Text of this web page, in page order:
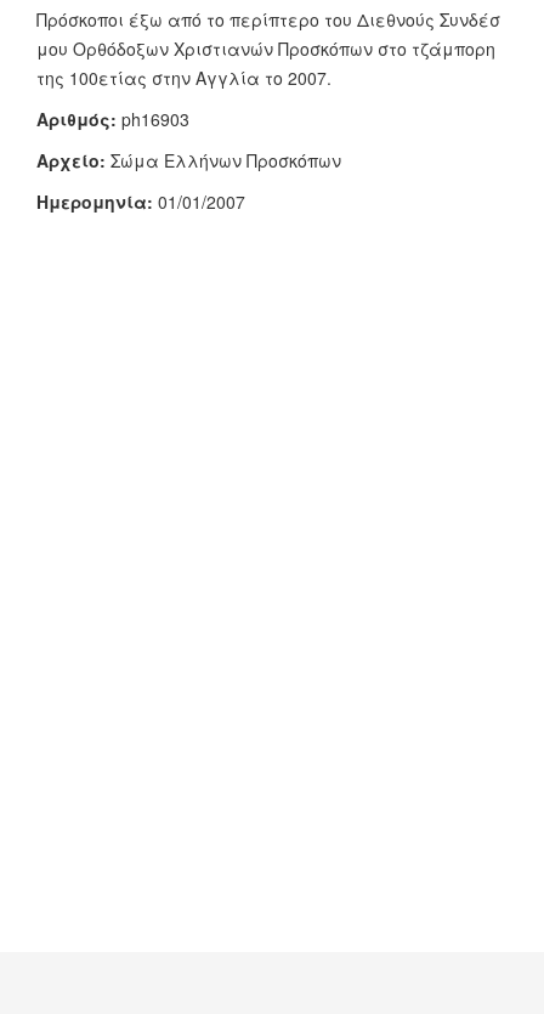
Πρόσκοποι έξω από το περίπτερο του Διεθνούς Συνδέσ
μου Ορθόδοξων Χριστιανών Προσκόπων στο τζάμπορη
της 100ετίας στην Αγγλία το 2007.
Αριθμός: ph16903
Αρχείο: Σώμα Ελλήνων Προσκόπων
Ημερομηνία: 01/01/2007